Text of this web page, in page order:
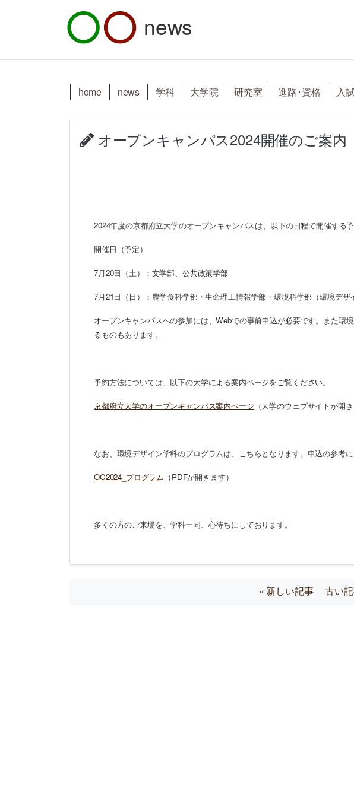
news
home news 学科 大学院 研究室 進路･資格 入
オープンキャンパス2024開催のご案内
2024年度の京都府立大学のオープンキャンパスは、以下の日程で開催する予
開催日（予定）
7月20日（土）：文学部、公共政策学部
7月21日（日）：農学食科学部・生命理工情報学部・環境科学部（環境デザ
オープンキャンパスへの参加には、Webでの事前申込が必要です。また環
るものもあります。
予約方法については、以下の大学による案内ページをご覧ください。
京都府立大学のオープンキャンパス案内ページ （大学のウェブサイトが開き
なお、環境デザイン学科のプログラムは、こちらとなります。申込の参考に
OC2024_プログラム （PDFが開きます）
多くの方のご来場を、学科一同、心待ちにしております。
« 新しい記事 古い